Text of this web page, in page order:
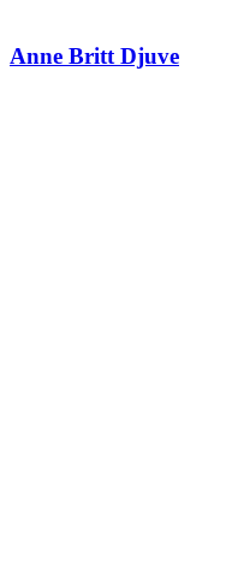
Anne Britt Djuve